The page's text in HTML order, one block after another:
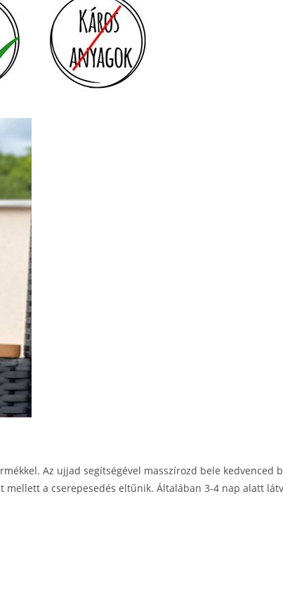
Az ujjad segítségével masszírozd bele kedvenced
a cserepesedés eltűnik. Általában 3-4 nap alatt